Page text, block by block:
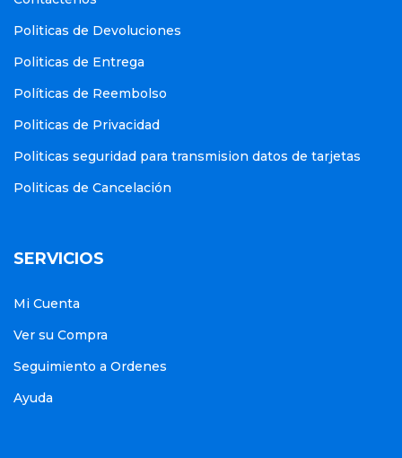
Politicas de Devoluciones
Politicas de Entrega
Políticas de Reembolso
Politicas de Privacidad
Politicas seguridad para transmision datos de tarjetas
Politicas de Cancelación
SERVICIOS
Mi Cuenta
Ver su Compra
Seguimiento a Ordenes
Ayuda